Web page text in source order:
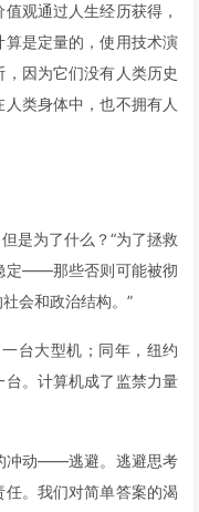
观通过人生经历获得，
是定量的，使用技术演
因为它们没有人类历史
类身体中，也不拥有人
是为了什么？“为了拯救
定——那些否则可能被彻
会和政治结构。”
台大型机；同年，纽约
。计算机成了监禁力量
冲动——逃避。逃避思考
。我们对简单答案的渴